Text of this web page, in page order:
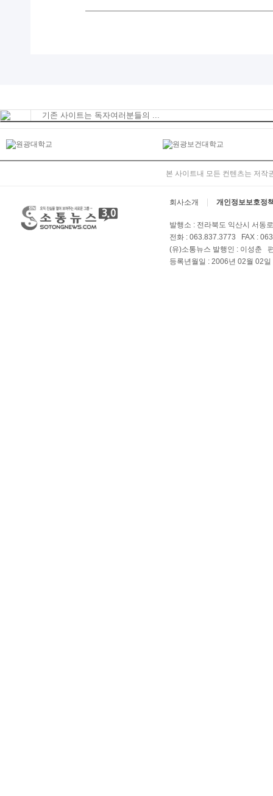
기존 사이트는 독자여러분들의 ...
본 사이트내 모든 컨텐츠는 저작
회사소개 개인정보보호정
발행소 : 전라북도 익산시 서동
전화 : 063.837.3773 FAX :
(유)소통뉴스 발행인 : 이성춘
등록년월일 : 2006년 02월 02